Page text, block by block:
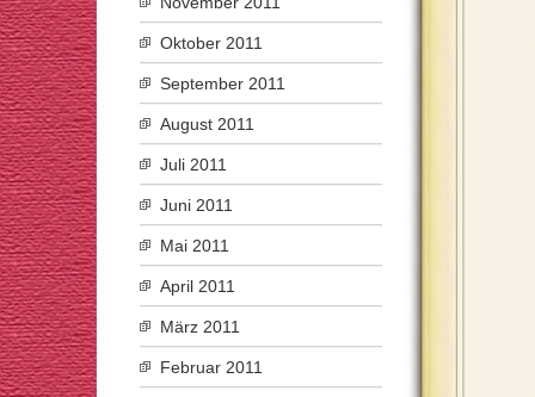
Oktober 2011
September 2011
August 2011
Juli 2011
Juni 2011
Mai 2011
April 2011
März 2011
Februar 2011